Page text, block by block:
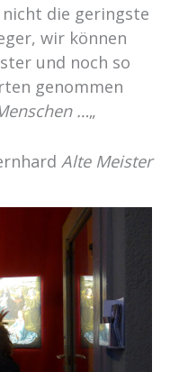
nicht die geringste
wir können
und noch so
genommen
…„
Alte Meister